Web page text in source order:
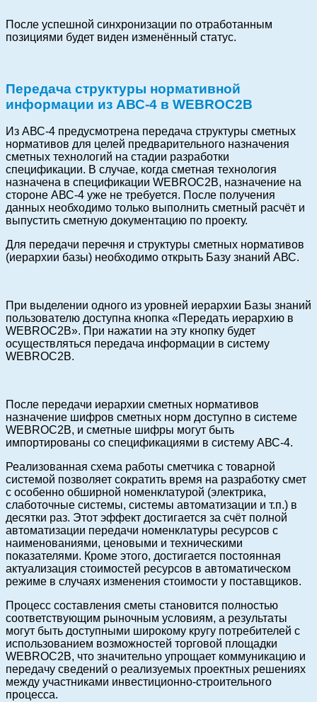
После успешной синхронизации по отработанным
позициями будет виден изменённый статус.
Передача структуры нормативной
информации из АВС-4 в WEBROC2B
Из АВС-4 предусмотрена передача структуры сметных
нормативов для целей предварительного назначения
сметных технологий на стадии разработки
спецификации. В случае, когда сметная технология
назначена в спецификации WEBROC2B, назначение на
стороне АВС-4 уже не требуется. После получения
данных необходимо только выполнить сметный расчёт и
выпустить сметную документацию по проекту.
Для передачи перечня и структуры сметных нормативов
(иерархии базы) необходимо открыть Базу знаний АВС.
При выделении одного из уровней иерархии Базы знаний
пользователю доступна кнопка «Передать иерархию в
WEBROC2B». При нажатии на эту кнопку будет
осуществляться передача информации в систему
WEBROC2B.
После передачи иерархии сметных нормативов
назначение шифров сметных норм доступно в системе
WEBROC2B, и сметные шифры могут быть
импортированы со спецификациями в систему АВС-4.
Реализованная схема работы сметчика с товарной
системой позволяет сократить время на разработку смет
с особенно обширной номенклатурой (электрика,
слаботочные системы, системы автоматизации и т.п.) в
десятки раз. Этот эффект достигается за счёт полной
автоматизации передачи номенклатуры ресурсов с
наименованиями, ценовыми и техническими
показателями. Кроме этого, достигается постоянная
актуализация стоимостей ресурсов в автоматическом
режиме в случаях изменения стоимости у поставщиков.
Процесс составления сметы становится полностью
соответствующим рыночным условиям, а результаты
могут быть доступными широкому кругу потребителей с
использованием возможностей торговой площадки
WEBROC2B, что значительно упрощает коммуникацию и
передачу сведений о реализуемых проектных решениях
между участниками инвестиционно-строительного
процесса.